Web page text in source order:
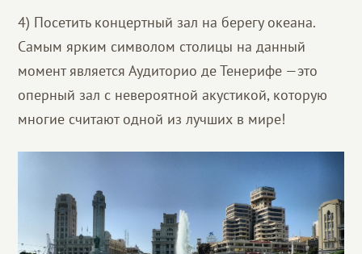
4) Посетить концертный зал на берегу океана.
Самым ярким символом столицы на данный
момент является Аудиторио де Тенерифе —это
оперный зал с невероятной акустикой, которую
многие считают одной из лучших в мире!